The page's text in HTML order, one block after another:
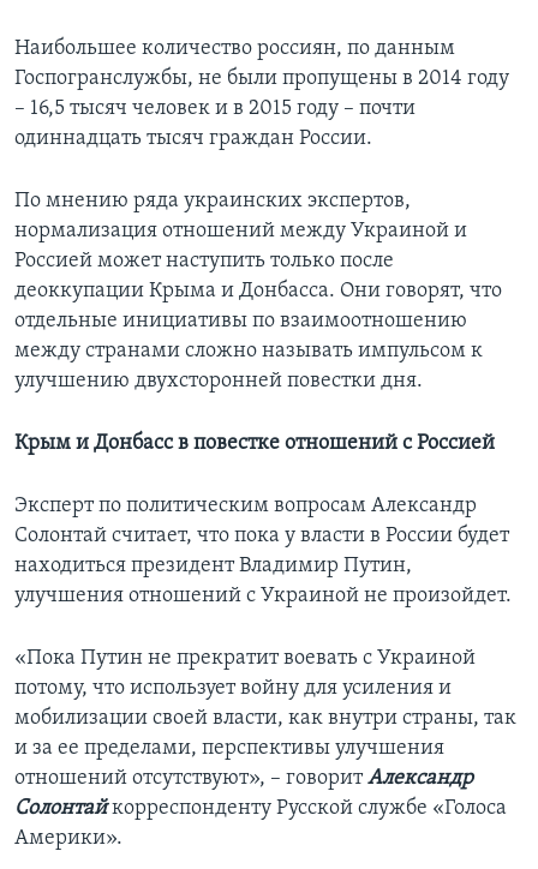
Наибольшее количество россиян, по данным
Госпогранслужбы, не были пропущены в 2014 году
– 16,5 тысяч человек и в 2015 году – почти
одиннадцать тысяч граждан России.
По мнению ряда украинских экспертов,
нормализация отношений между Украиной и
Россией может наступить только после
деоккупации Крыма и Донбасса. Они говорят, что
отдельные инициативы по взаимоотношению
между странами сложно называть импульсом к
улучшению двухсторонней повестки дня.
Крым и Донбасс в повестке отношений с Россией
Эксперт по политическим вопросам Александр
Солонтай считает, что пока у власти в России будет
находиться президент Владимир Путин,
улучшения отношений с Украиной не произойдет.
«Пока Путин не прекратит воевать с Украиной
потому, что использует войну для усиления и
мобилизации своей власти, как внутри страны, так
и за ее пределами, перспективы улучшения
отношений отсутствуют», – говоритАлександр
Солонтайкорреспонденту Русской службе «Голоса
Америки».